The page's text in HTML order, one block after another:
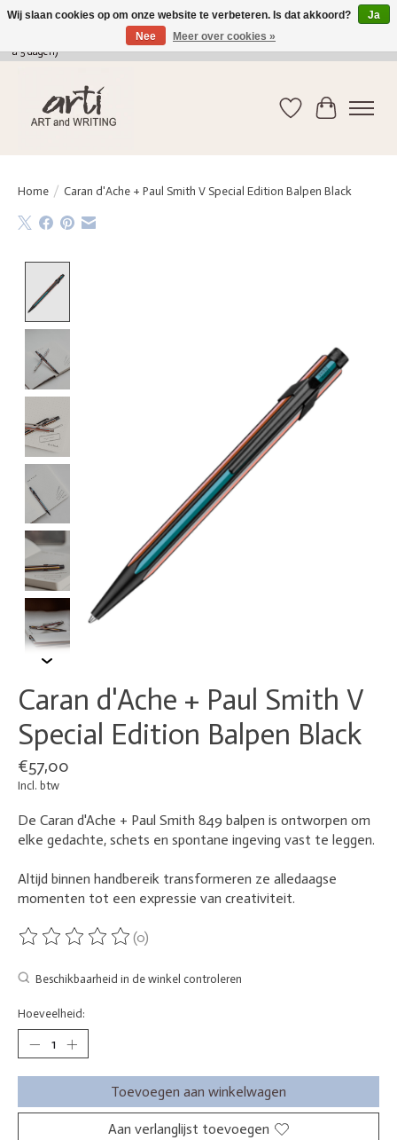
verkoop@arti-artandwriting.be/ +32 (0)471 41 82 41 / GRATIS verzending > 75 euro (2
a 5 dagen)
Verlanglijst
Home / Caran d'Ache + Paul Smith V Special Edition Balpen Black
Caran d'Ache + Paul Smith V
Special Edition Balpen Black
€57,00
Incl. btw
De Caran d'Ache + Paul Smith 849 balpen is ontworpen om
elke gedachte, schets en spontane ingeving vast te leggen.
Altijd binnen handbereik transformeren ze alledaagse
momenten tot een expressie van creativiteit.
De beoordeling van dit product is
(0)
Beschikbaarheid in de winkel controleren
Hoeveelheid:
Toevoegen aan winkelwagen
Aan verlanglijst toevoegen
Wij slaan cookies op om onze website te verbeteren. Is dat akkoord?
Ja
Nee
Meer over cookies »